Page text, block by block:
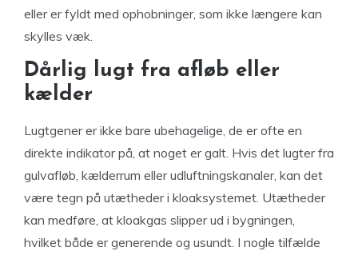
eller er fyldt med ophobninger, som ikke længere kan
skylles væk.
Dårlig lugt fra afløb eller
kælder
Lugtgener er ikke bare ubehagelige, de er ofte en
direkte indikator på, at noget er galt. Hvis det lugter fra
gulvafløb, kælderrum eller udluftningskanaler, kan det
være tegn på utætheder i kloaksystemet. Utætheder
kan medføre, at kloakgas slipper ud i bygningen,
hvilket både er generende og usundt. I nogle tilfælde